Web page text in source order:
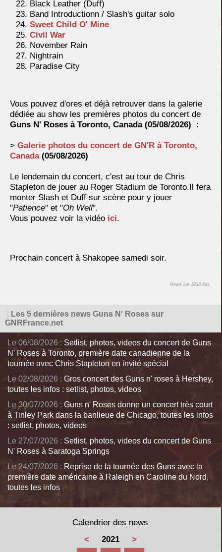
Black Leather (Duff)
Band Introductionn / Slash's guitar solo
Sweet Child O' Mine
Civil War
November Rain
Nightrain
Paradise City
Vous pouvez d'ores et déjà retrouver dans la galerie
dédiée au show les premières photos du concert de
Guns N' Roses à Toronto, Canada (05/08/2026) :
> Galerie photos du concert de GN'R à Toronto,
Canada(05/08/2026)
Le lendemain du concert, c'est au tour de Chris
Stapleton de jouer au Roger Stadium de Toronto.Il fera
monter Slash et Duff sur scène pour y jouer
"Patience" et "Oh Well".
Vous pouvez voir la vidéo ici.
Prochain concert à Shakopee samedi soir.
News lue 1838 fois.
Les 5 dernières news Guns N' Roses sur
GNRFrance.net
Le 06/08/2026 : Setlist, photos, videos du concert de Guns
N' Roses à Toronto, première date canadienne de la
tournée avec Chris Stapleton en invité spécial
Le 02/08/2026 : Gros concert des Guns n' roses à Hershey,
toutes les infos : setlist, photos, videos
Le 30/07/2026 : Guns n' Roses donne un concert très court
à Tinley Park dans la banlieue de Chicago, toutes les infos
: setlist, photos, videos
Le 27/07/2026 : Setlist, photos, videos du concert de Guns
N' Roses à Saratoga Springs
Le 24/07/2026 : Reprise de la tournée des Guns avec la
première date américaine à Raleigh en Caroline du Nord,
toutes les infos
Calendrier des news
<
2021 >